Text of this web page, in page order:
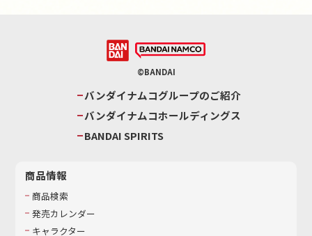
©BANDAI
バンダイナムコグループのご紹介
バンダイナムコホールディングス
BANDAI SPIRITS
商品情報
商品検索
発売カレンダー
キャラクター